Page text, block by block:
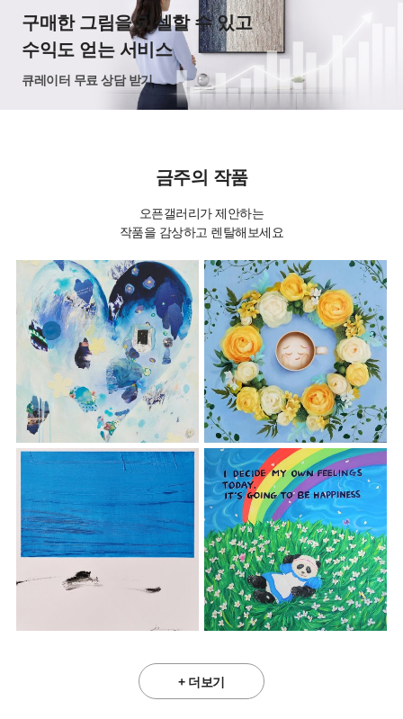
구매한 그림을 리셀할 수 있고
수익도 얻는 서비스
큐레이터 무료 상담 받기
금주의 작품
오픈갤러리가 제안하는
작품을 감상하고 렌탈해보세요
+ 더보기